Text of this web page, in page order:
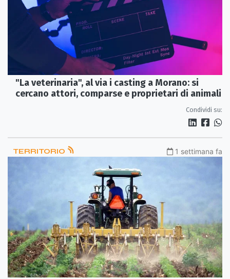
"La veterinaria", al via i casting a Morano: si
cercano attori, comparse e proprietari di animali
Condividi su:
TERRITORIO 1 settimana fa